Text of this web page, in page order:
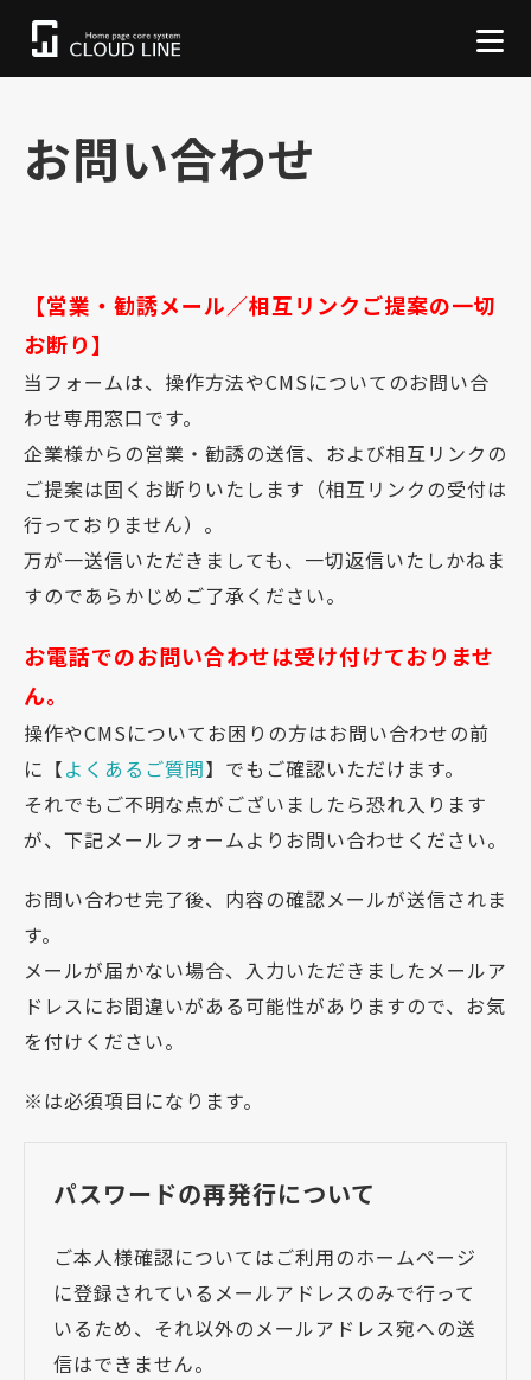
お問い合わせ
【営業・勧誘メール／相互リンクご提案の一切
お断り】
当フォームは、操作方法やCMSについてのお問い合
わせ専用窓口です。
企業様からの営業・勧誘の送信、および相互リンクの
ご提案は固くお断りいたします（相互リンクの受付は
行っておりません）。
万が一送信いただきましても、一切返信いたしかねま
すのであらかじめご了承ください。
お電話でのお問い合わせは受け付けておりませ
ん。
操作やCMSについてお困りの方はお問い合わせの前
に【よくあるご質問】でもご確認いただけます。
それでもご不明な点がございましたら恐れ入ります
が、下記メールフォームよりお問い合わせください。
お問い合わせ完了後、内容の確認メールが送信されま
す。
メールが届かない場合、入力いただきましたメールア
ドレスにお間違いがある可能性がありますので、お気
を付けください。
※は必須項目になります。
パスワードの再発行について
ご本人様確認についてはご利用のホームページ
に登録されているメールアドレスのみで行って
いるため、それ以外のメールアドレス宛への送
信はできません。